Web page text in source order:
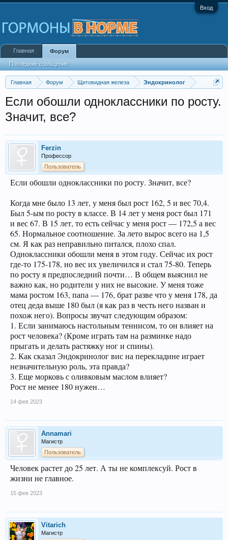
Вход
Главная Форум Щитовидная железа Эндокринолог
Если обошли одноклассники по росту.
Значит, все?
Ferzin
Профессор
Пользователь
Если обошли одноклассники по росту. Значит, все?
Когда мне было 13 лет, у меня был рост 162, 5 и вес 70,4.
Был 5-ым по росту в классе. В 14 лет у меня рост был 171
и вес 67. В 15 лет, то есть сейчас у меня рост — 172,5 а вес
65. Нормальное соотношение. За лето вырос всего на 1,5
см. Я как раз неправильно питался, плохо спал.
Одноклассники обошли меня в этом году. Сейчас их рост
где-то 175-178, но вес их увеличился и стал 75-80. Теперь
по росту я предпоследний почти… В общем выяснил не
важно как, но родители у них не высокие. У меня тоже
мама ростом 163, папа — 176, брат разве что у меня 178, да
отец деда выше 180 был (я как раз в честь него назван и
похож него). Вопросы звучат следующим образом:
1. Если занимаюсь настольным теннисом, то он влияет на
рост человека? (Кроме играть там на разминке надо
прыгать и делать растяжку ног и спины).
2. Как сказал Эндокринолог вис на перекладине играет
незначительную роль, эта правда?
3. Еще морковь с оливковым маслом влияет?
Рост не менее 180 нужен…
14 фев 2023
Annamari
Магистр
Пользователь
Человек растет до 25 лет. А ты не комплексуй. Рост в
жизни не главное.
15 фев 2023
Vitarich
Магистр
Главная Форум
Последние сообщения